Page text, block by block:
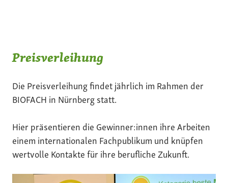
Preisverleihung
Die Preisverleihung findet jährlich im Rahmen der
BIOFACH in Nürnberg statt.
Hier präsentieren die Gewinner:innen ihre Arbeiten
einem internationalen Fachpublikum und knüpfen
wertvolle Kontakte für ihre berufliche Zukunft.